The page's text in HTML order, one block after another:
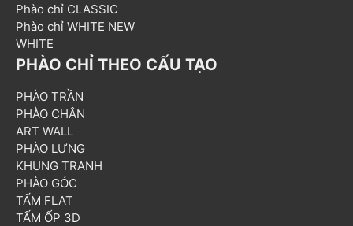
Phào chỉ CLASSIC
Phào chỉ WHITE NEW
WHITE
PHÀO CHỈ THEO CẤU TẠO
PHÀO TRẦN
PHÀO CHÂN
ART WALL
PHÀO LƯNG
KHUNG TRANH
PHÀO GÓC
TẤM FLAT
TẤM ỐP 3D